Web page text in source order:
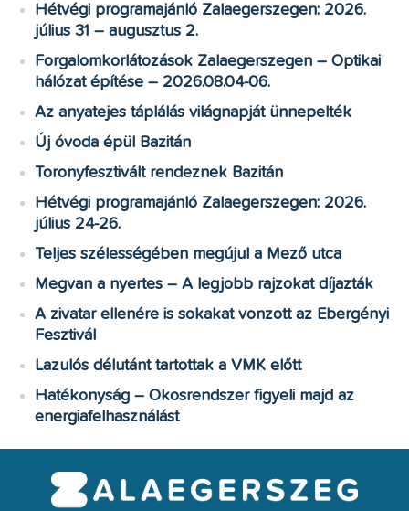
Hétvégi programajánló Zalaegerszegen: 2026.
július 31 – augusztus 2.
Forgalomkorlátozások Zalaegerszegen – Optikai
hálózat építése – 2026.08.04-06.
Az anyatejes táplálás világnapját ünnepelték
Új óvoda épül Bazitán
Toronyfesztivált rendeznek Bazitán
Hétvégi programajánló Zalaegerszegen: 2026.
július 24-26.
Teljes szélességében megújul a Mező utca
Megvan a nyertes – A legjobb rajzokat díjazták
A zivatar ellenére is sokakat vonzott az Ebergényi
Fesztivál
Lazulós délutánt tartottak a VMK előtt
Hatékonyság – Okosrendszer figyeli majd az
energiafelhasználást